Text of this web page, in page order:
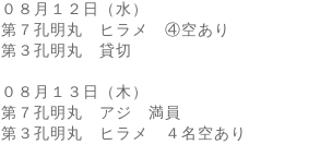
０８月１２日（水）
第７孔明丸 ヒラメ ④空あり
第３孔明丸 貸切
０８月１３日（木）
第７孔明丸 アジ 満員
第３孔明丸 ヒラメ ４名空あり